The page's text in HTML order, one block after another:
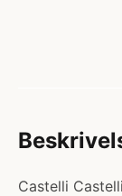
Castelli